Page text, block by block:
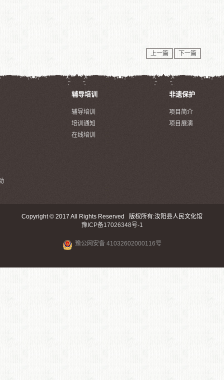
上一篇 下一篇
辅导培训
辅导培训
培训通知
在线培训
非遗保护
项目简介
项目展演
Copyright © 2017 All Rights Reserved 版权所有:汝阳县人民文化馆
豫ICP备17026348号-1
豫公网安备 41032602000116号